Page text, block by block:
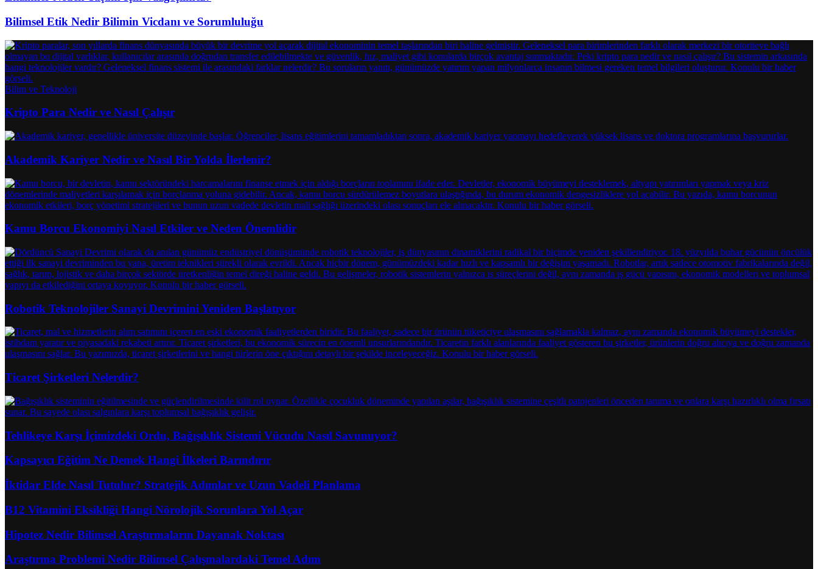
Bilimsel Etik Nedir Bilimin Vicdanı ve Sorumluluğu
Bilim ve Teknoloji
Kripto Para Nedir ve Nasıl Çalışır
Akademik Kariyer Nedir ve Nasıl Bir Yolda İlerlenir?
Kamu Borcu Ekonomiyi Nasıl Etkiler ve Neden Önemlidir
Robotik Teknolojiler Sanayi Devrimini Yeniden Başlatıyor
Ticaret Şirketleri Nelerdir?
Tehlikeye Karşı İçimizdeki Ordu, Bağışıklık Sistemi Vücudu Nasıl Savunuyor?
Kapsayıcı Eğitim Ne Demek Hangi İlkeleri Barındırır
İktidar Elde Nasıl Tutulur? Stratejik Adımlar ve Uzun Vadeli Planlama
B12 Vitamini Eksikliği Hangi Nörolojik Sorunlara Yol Açar
Hipotez Nedir Bilimsel Araştırmaların Dayanak Noktası
Araştırma Problemi Nedir Bilimsel Çalışmalardaki Temel Adım